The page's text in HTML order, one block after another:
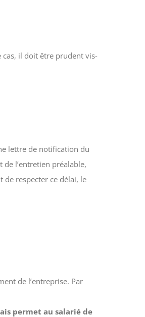
cas, il doit être prudent vis-
lettre de notification du
l’entretien préalable,
de respecter ce délai, le
de l’entreprise. Par
permet au salarié de